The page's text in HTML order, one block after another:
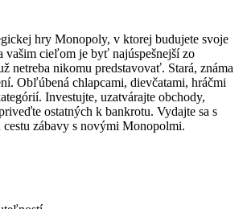
hry Monopoly, v ktorej budujete svoje
vašim cieľom je byť najúspešnejší zo
netreba nikomu predstavovať. Stará, známa
Obľúbená chlapcami, dievčatami, hráčmi
Investujte, uzatvárajte obchody,
ostatných k bankrotu. Vydajte sa s
zábavy s novými Monopolmi.